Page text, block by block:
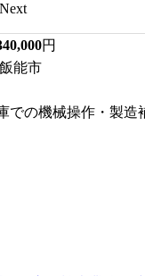
円
能市
での機械操作・製造